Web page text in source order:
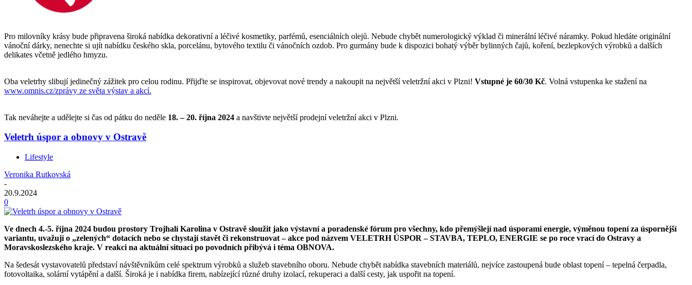
Pro milovníky krásy bude připravena široká nabídka dekorativní a léčivé kosmetiky, parfémů, esenciálních olejů. Nebude chybět numerologický výklad či minerální léčivé náramky. Pokud hledáte originální
vánoční dárky, nenechte si ujít nabídku českého skla, porcelánu, bytového textilu či vánočních ozdob. Pro gurmány bude k dispozici bohatý výběr bylinných čajů, koření, bezlepkových výrobků a dalších
delikates včetně jedlého hmyzu.
Oba veletrhy slibují jedinečný zážitek pro celou rodinu. Přijďte se inspirovat, objevovat nové trendy a nakoupit na největší veletržní akci v Plzni! Vstupné je 60/30 Kč. Volná vstupenka ke stažení na
www.omnis.cz/zprávy ze světa výstav a akcí.
Tak neváhejte a udělejte si čas od pátku do neděle 18. – 20. října 2024 a navštivte největší prodejní veletržní akci v Plzni.
Veletrh úspor a obnovy v Ostravě
Lifestyle
Veronika Rutkovská
-
20.9.2024
0
Ve dnech 4.-5. října 2024 budou prostory Trojhalí Karolina v Ostravě sloužit jako výstavní a poradenské fórum pro všechny, kdo přemýšlejí nad úsporami energie, výměnou topení za úspornější
variantu, uvažují o „zelených“ dotacích nebo se chystají stavět či rekonstruovat – akce pod názvem VELETRH ÚSPOR – STAVBA, TEPLO, ENERGIE se po roce vrací do Ostravy a
Moravskoslezského kraje. V reakci na aktuální situaci po povodních přibývá i téma OBNOVA.
Na šedesát vystavovatelů představí návštěvníkům celé spektrum výrobků a služeb stavebního oboru. Nebude chybět nabídka stavebních materiálů, nejvíce zastoupená bude oblast topení – tepelná čerpadla,
fotovoltaika, solární vytápění a další. Široká je i nabídka firem, nabízející různé druhy izolací, rekuperaci a další cesty, jak uspořit na topení.